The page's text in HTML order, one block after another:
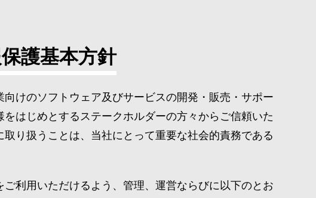
護基本方針
けのソフトウェア及びサービスの開発・販売・サポー
はじめとするステークホルダーの方々からご信頼いた
り扱うことは、当社にとって重要な社会的責務である
利用いただけるよう、管理、運営ならびに以下のとお